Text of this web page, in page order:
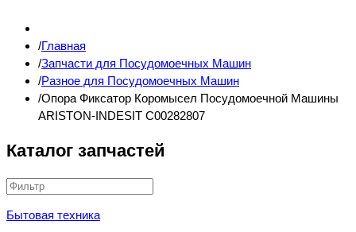
Главная
Запчасти для Посудомоечных Машин
Разное для Посудомоечных Машин
Опора Фиксатор Коромысел Посудомоечной Машины
ARISTON-INDESIT C00282807
Каталог запчастей
Бытовая техника